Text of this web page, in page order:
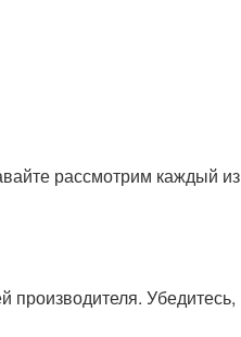
рассмотрим каждый из
производителя. Убедитесь,